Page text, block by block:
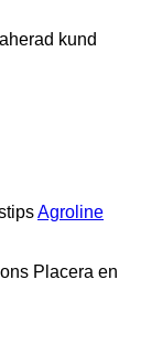
kund
Agroline
Placera en